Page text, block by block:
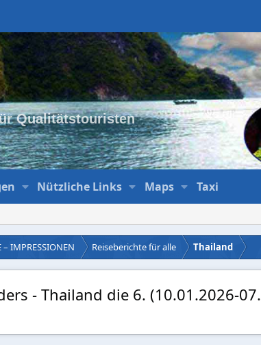
Qualitätstouristen
Nützliche Links Maps Taxi
– IMPRESSIONEN Reiseberichte für alle Thailand
- Thailand die 6. (10.01.2026-